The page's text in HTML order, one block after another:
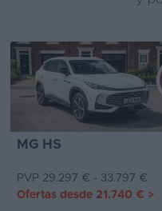
MG HS
PVP 29.297 € - 33.797 €
Ofertas desde 21.740 € >